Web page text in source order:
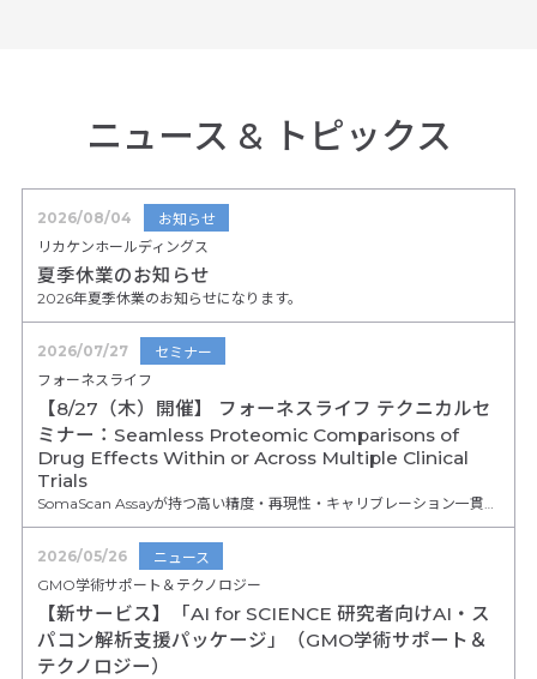
ニュース & トピックス
2026/08/04
お知らせ
リカケンホールディングス
夏季休業のお知らせ
2026年夏季休業のお知らせになります。
2026/07/27
セミナー
フォーネスライフ
【8/27（木）開催】 フォーネスライフ テクニカルセ
ミナー：Seamless Proteomic Comparisons of
Drug Effects Within or Across Multiple Clinical
Trials
2026/05/26
ニュース
GMO学術サポート＆テクノロジー
【新サービス】「AI for SCIENCE 研究者向けAI・ス
パコン解析支援パッケージ」（GMO学術サポート＆
テクノロジー）